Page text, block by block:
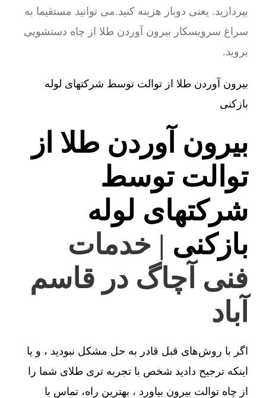
بپردازید. یعنی دوبار هزینه کنید.می توانید مستقیما به
سراغ سرویسکار بیرون آوردن طلا از چاه دستشویی
بروید.
بیرون آوردن طلا از توالت توسط شرکتهای لوله
بازکنی
بیرون آوردن طلا از
توالت توسط
شرکتهای لوله
بازکنی | خدمات
فنی آچاگ در قاسم
آباد
اگر با روش‌های قبل قادر به حل مشکل نبودید ، و یا
اینکه ترجیح دادید شخص با تجربه تری طلای شما را
از چاه توالت بیرون بیاورد ، بهترین راه، تماس با